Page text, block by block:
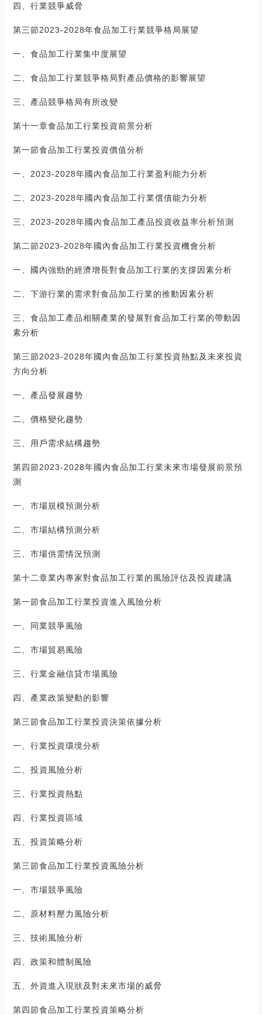
四、行業競爭威脅
第三節2023-2028年食品加工行業競爭格局展望
一、食品加工行業集中度展望
二、食品加工行業競爭格局對產品價格的影響展望
三、產品競爭格局有所改變
第十一章食品加工行業投資前景分析
第一節食品加工行業投資價值分析
一、2023-2028年國內食品加工行業盈利能力分析
二、2023-2028年國內食品加工行業償債能力分析
三、2023-2028年國內食品加工產品投資收益率分析預測
第二節2023-2028年國內食品加工行業投資機會分析
一、國內強勁的經濟增長對食品加工行業的支撐因素分析
二、下游行業的需求對食品加工行業的推動因素分析
三、食品加工產品相關產業的發展對食品加工行業的帶動因
素分析
第三節2023-2028年國內食品加工行業投資熱點及未來投資
方向分析
一、產品發展趨勢
二、價格變化趨勢
三、用戶需求結構趨勢
第四節2023-2028年國內食品加工行業未來市場發展前景預
測
一、市場規模預測分析
二、市場結構預測分析
三、市場供需情況預測
第十二章業內專家對食品加工行業的風險評估及投資建議
第一節食品加工行業投資進入風險分析
一、同業競爭風險
二、市場貿易風險
三、行業金融信貸市場風險
四、產業政策變動的影響
第三節食品加工行業投資決策依據分析
一、行業投資環境分析
二、投資風險分析
三、行業投資熱點
四、行業投資區域
五、投資策略分析
第三節食品加工行業投資風險分析
一、市場競爭風險
二、原材料壓力風險分析
三、技術風險分析
四、政策和體制風險
五、外資進入現狀及對未來市場的威脅
第四節食品加工行業投資策略分析